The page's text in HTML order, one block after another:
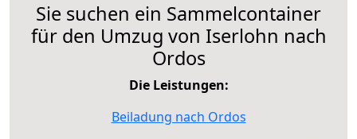
Sie suchen ein Sammelcontainer
für den Umzug von Iserlohn nach
Ordos
Die Leistungen:
Beiladung nach Ordos